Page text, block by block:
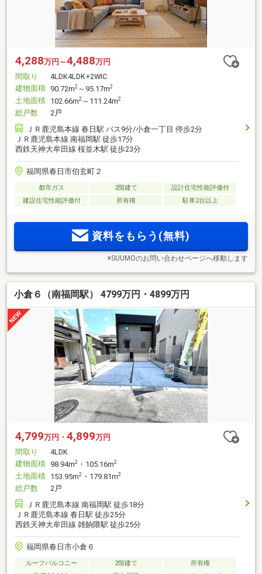
4,288万円～4,488万円
間取り
4LDK4LDK+2WIC
建物面積 90.72m2 ～95.17m2
土地面積 102.66m2 ～111.24m2
総戸数
2戸
ＪＲ鹿児島本線 春日駅 バス9分/小倉一丁目 停歩2分
ＪＲ鹿児島本線 南福岡駅 徒歩17分
西鉄天神大牟田線 桜並木駅 徒歩23分
福岡県春日市伯玄町２
都市ガス 2階建て
設計住宅性能評価付
建設住宅性能評価付
所有権 駐車2台以上
資料をもらう(無料)
※SUUMOのお問い合わせページへ移動します
小倉６（南福岡駅） 4799万円・4899万円
4,799万円・ 4,899万円
間取り
4LDK
建物面積 98.94m2 ・105.16m2
土地面積 153.95m2 ・179.81m2
総戸数
2戸
ＪＲ鹿児島本線 南福岡駅 徒歩18分
ＪＲ鹿児島本線 春日駅 徒歩25分
西鉄天神大牟田線 雑餉隈駅 徒歩25分
福岡県春日市小倉６
ルーフバルコニー 2階建て
所有権